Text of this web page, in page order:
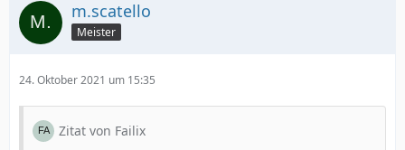
m.scatello
Meister
24. Oktober 2021 um 15:35
Zitat von Failix